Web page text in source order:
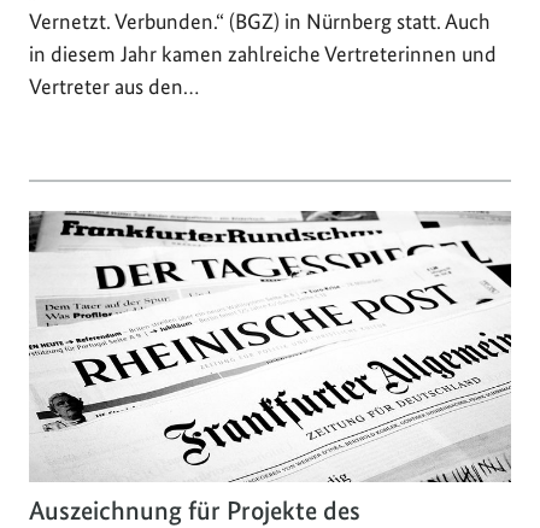
Vernetzt. Verbunden.“ (BGZ) in Nürnberg statt. Auch
in diesem Jahr kamen zahlreiche Vertreterinnen und
Vertreter aus den…
Auszeichnung für Projekte des